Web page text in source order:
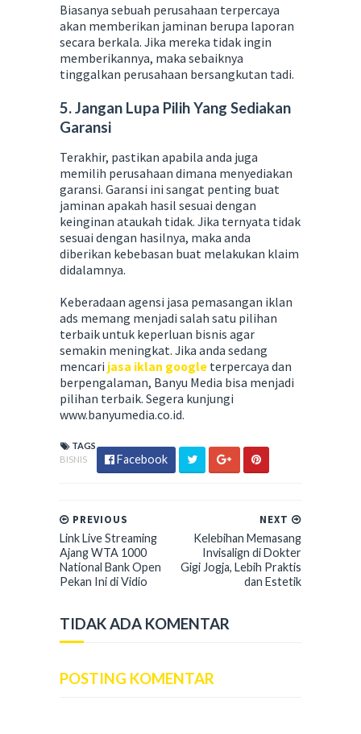
Biasanya sebuah perusahaan terpercaya
akan memberikan jaminan berupa laporan
secara berkala. Jika mereka tidak ingin
memberikannya, maka sebaiknya
tinggalkan perusahaan bersangkutan tadi.
5. Jangan Lupa Pilih Yang Sediakan
Garansi
Terakhir, pastikan apabila anda juga
memilih perusahaan dimana menyediakan
garansi. Garansi ini sangat penting buat
jaminan apakah hasil sesuai dengan
keinginan ataukah tidak. Jika ternyata tidak
sesuai dengan hasilnya, maka anda
diberikan kebebasan buat melakukan klaim
didalamnya.
Keberadaan agensi jasa pemasangan iklan
ads memang menjadi salah satu pilihan
terbaik untuk keperluan bisnis agar
semakin meningkat. Jika anda sedang
mencari jasa iklan google terpercaya dan
berpengalaman, Banyu Media bisa menjadi
pilihan terbaik. Segera kunjungi
www.banyumedia.co.id.
TAGS
BISNIS
Facebook
NEXT
Kelebihan Memasang
Invisalign di Dokter
Gigi Jogja, Lebih Praktis
dan Estetik
PREVIOUS
Link Live Streaming
Ajang WTA 1000
National Bank Open
Pekan Ini di Vidio
TIDAK ADA KOMENTAR
POSTING KOMENTAR